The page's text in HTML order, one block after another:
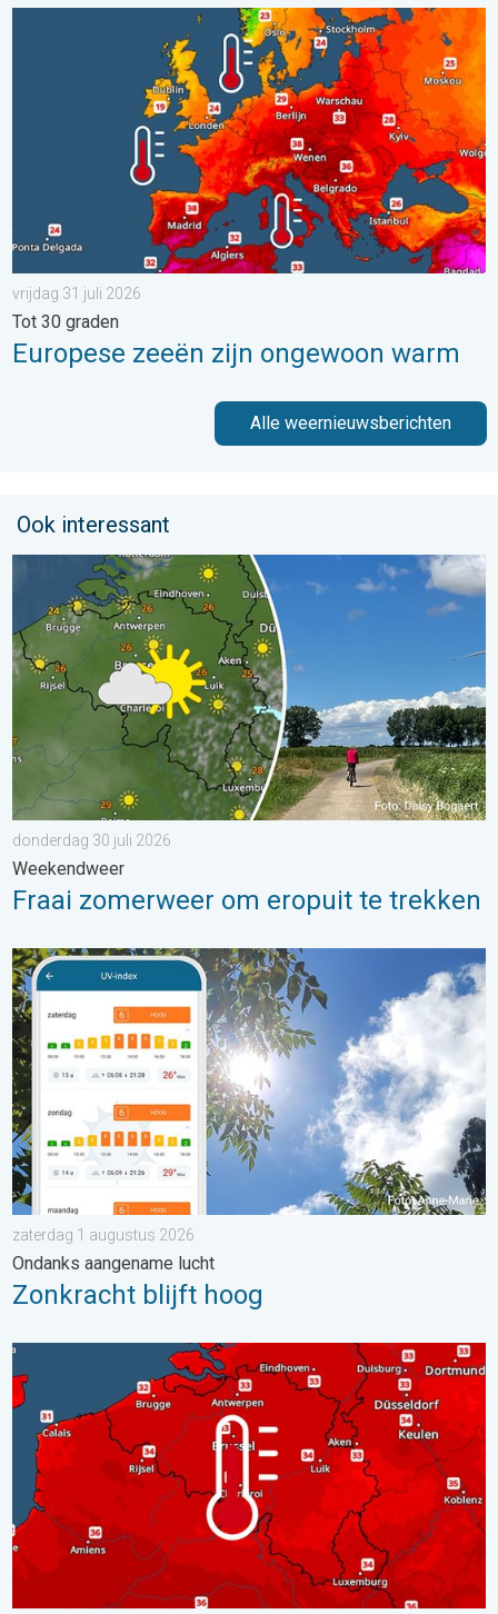
Europese zeeën zijn ongewoon warm. Tot 30 graden. . .
vrijdag 31 juli 2026
Tot 30 graden
Europese zeeën zijn ongewoon warm
Alle weernieuwsberichten
Ook interessant
Fraai zomerweer om eropuit te trekken. Weekendweer. . .
donderdag 30 juli 2026
Weekendweer
Fraai zomerweer om eropuit te trekken
Zonkracht blijft hoog. Ondanks aangename lucht. . . zaterdag
zaterdag 1 augustus 2026
Ondanks aangename lucht
Zonkracht blijft hoog
Woensdag bijna overal tropisch warm. Tot maximaal 35